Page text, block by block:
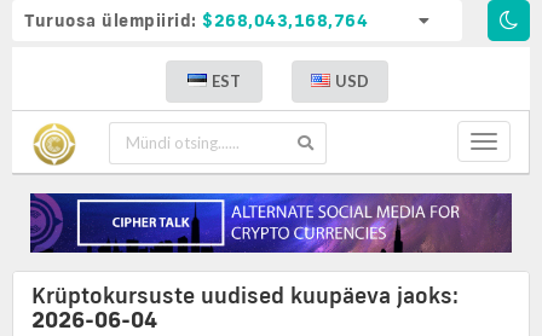
Turuosa ülempiirid: $268,043,168,764
EST USD
Toggle
Krüptokursuste uudised kuupäeva jaoks:
2026-06-04